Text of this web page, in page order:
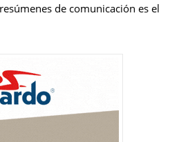
de comunicación es el